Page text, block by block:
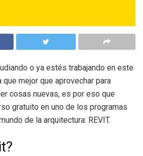
o ya estés trabajando en este
mejor que aprovechar para
cosas nuevas, es por eso que
gratuito en uno de los programas
de la arquitectura: REVIT.